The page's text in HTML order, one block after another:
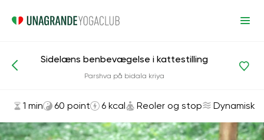
Asanas og øvelser Reoler og stop
Sidelæns benbevægelse i kattestilling
Parshva på bidala kriya
1 min 60 point 6 kcal Reoler og stop Dynamisk